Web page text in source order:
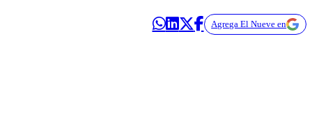
Agrega El Nueve en